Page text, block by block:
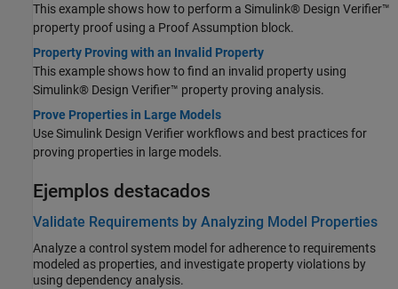
This example shows how to perform a Simulink® Design Verifier™
property proof using a Proof Assumption block.
Property Proving with an Invalid Property
This example shows how to find an invalid property using
Simulink® Design Verifier™ property proving analysis.
Prove Properties in Large Models
UseSimulink Design Verifierworkflows and best practices for
proving properties in large models.
Ejemplos destacados
Validate Requirements by Analyzing Model Properties
Analyze a control system model for adherence to requirements
modeled as properties, and investigate property violations by
using dependency analysis.